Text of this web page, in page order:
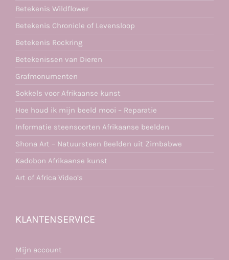
Betekenis Wildflower
Betekenis Chronicle of Levensloop
Betekenis Rockring
Betekenissen van Dieren
Grafmonumenten
Sokkels voor Afrikaanse kunst
Hoe houd ik mijn beeld mooi – Reparatie
Informatie steensoorten Afrikaanse beelden
Shona Art – Natuursteen Beelden uit Zimbabwe
Kadobon Afrikaanse kunst
Art of Africa Video’s
KLANTENSERVICE
Mijn account